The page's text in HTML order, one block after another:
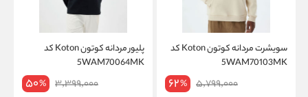
سویشرت مردانه کوتون Koton کد
5WAM70103MK
5,799,000
62%
پلیور مردانه کوتون Koton کد
5WAM70064MK
3,399,000
50%